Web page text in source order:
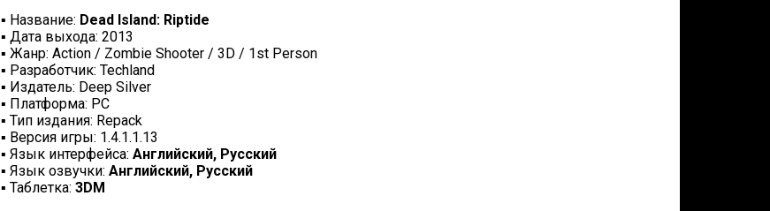
▪ Название: Dead Island: Riptide
▪ Дата выхода: 2013
▪ Жанр: Action / Zombie Shooter / 3D / 1st Person
▪ Разработчик: Techland
▪ Издатель: Deep Silver
▪ Платформа: PC
▪ Тип издания: Repack
▪ Версия игры: 1.4.1.1.13
▪ Язык интерфейса: Английский, Русский
▪ Язык озвучки: Английский, Русский
▪ Таблетка: 3DM